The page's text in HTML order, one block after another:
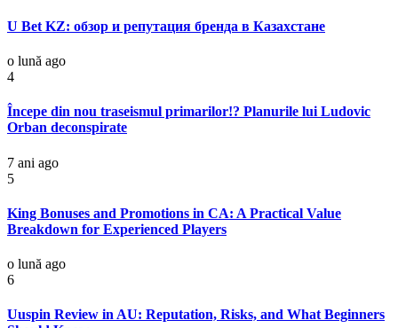
U Bet KZ: обзор и репутация бренда в Казахстане
o lună ago
4
Începe din nou traseismul primarilor!? Planurile lui Ludovic
Orban deconspirate
7 ani ago
5
King Bonuses and Promotions in CA: A Practical Value
Breakdown for Experienced Players
o lună ago
6
Uuspin Review in AU: Reputation, Risks, and What Beginners